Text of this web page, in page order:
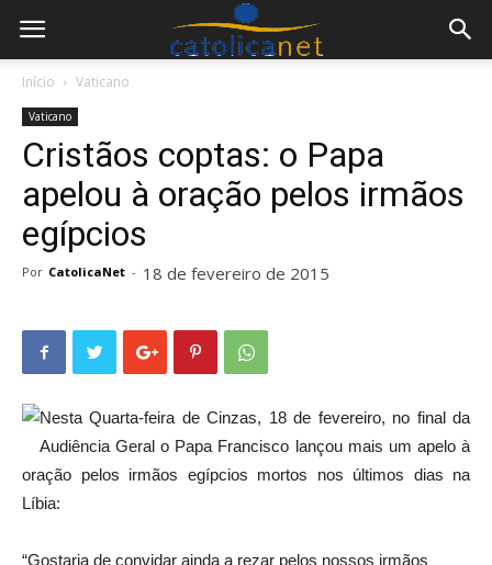
Início Vaticano
Vaticano
Cristãos coptas: o Papa
apelou à oração pelos irmãos
egípcios
Por CatolicaNet - 18 de fevereiro de 2015
Nesta Quarta-feira de Cinzas, 18 de fevereiro, no final da
Audiência Geral o Papa Francisco lançou mais um apelo à
oração pelos irmãos egípcios mortos nos últimos dias na
Líbia:
“Gostaria de convidar ainda a rezar pelos nossos irmãos